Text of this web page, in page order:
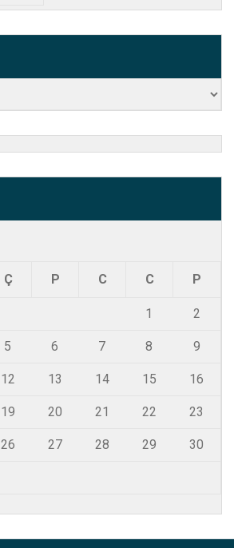
Ç P C C P
1 2
5 6 7 8 9
12 13 14 15 16
19 20 21 22 23
26 27 28 29 30